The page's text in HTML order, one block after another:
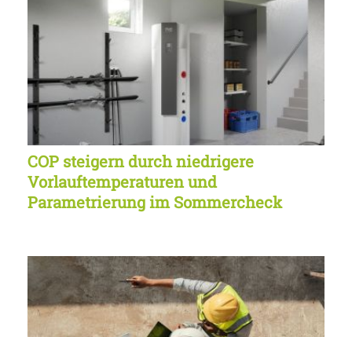
COP steigern durch niedrigere
Vorlauftemperaturen und
Parametrierung im Sommercheck